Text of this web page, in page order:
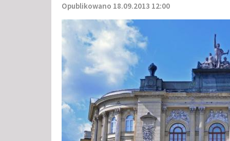
Opublikowano 18.09.2013 12:00